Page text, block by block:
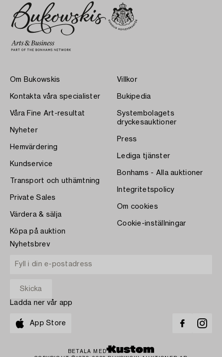
Om Bukowskis
Kontakta våra specialister
Våra Fine Art-resultat
Nyheter
Hemvärdering
Kundservice
Transport och uthämtning
Private Sales
Värdera & sälja
Köpa på auktion
Villkor
Bukipedia
Systembolagets
dryckesauktioner
Press
Lediga tjänster
Bonhams - Alla auktioner
Integritetspolicy
Om cookies
Cookie-inställningar
Nyhetsbrev
Ladda ner vår app
App Store
BETALA MED